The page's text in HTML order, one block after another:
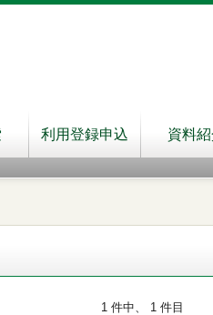
利用登録申込 資料
1 件中、 1 件目